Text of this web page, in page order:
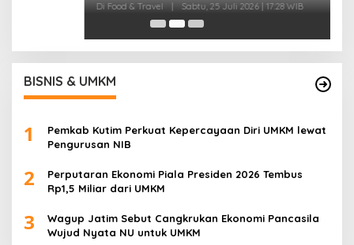
BISNIS & UMKM
1
Pemkab Kutim Perkuat Kepercayaan Diri UMKM lewat
Pengurusan NIB
2
Perputaran Ekonomi Piala Presiden 2026 Tembus
Rp1,5 Miliar dari UMKM
3
Wagup Jatim Sebut Cangkrukan Ekonomi Pancasila
Wujud Nyata NU untuk UMKM